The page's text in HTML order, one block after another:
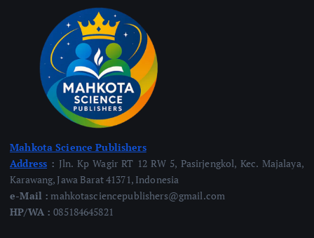
Mahkota Science Publishers
Address : Jln. Kp Wagir RT 12 RW 5, Pasirjengkol, Kec. Majalaya,
Karawang, Jawa Barat 41371, Indonesia
e-Mail : mahkotasciencepublishers@gmail.com
HP/WA :085184645821